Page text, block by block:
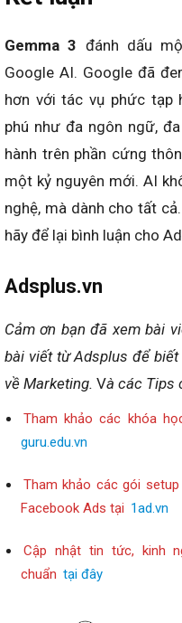
Gemma 3 đánh dấu
Google AI. Google đã
hơn với tác vụ phức tạp
phú như đa ngôn ngữ,
hành trên phần cứng
một kỷ nguyên mới. AI
nghệ, mà dành cho tất
hãy để lại bình luận cho
Adsplus.vn
Cảm ơn bạn đã xem bài
bài viết từ Adsplus để
về Marketing. Và các Tips
Tham khảo các khóa
guru.edu.vn
Tham khảo các gói
Facebook Ads tại 1ad.vn
Cập nhật tin tức, kinh
chuẩn tại đây